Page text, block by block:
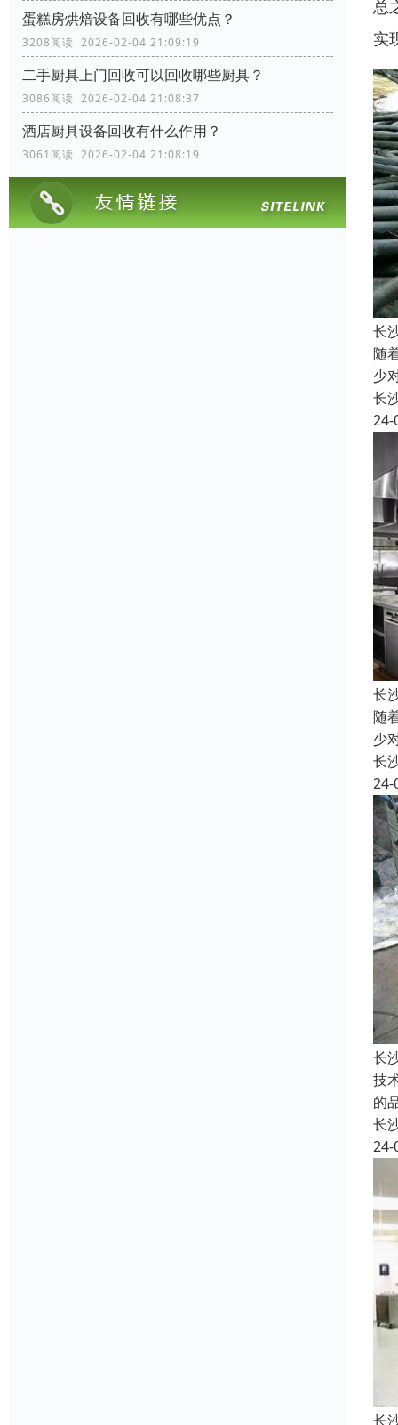
蛋糕房烘焙设备回收有哪些优点？
3208阅读 2026-02-04 21:09:19
二手厨具上门回收可以回收哪些厨具？
3086阅读 2026-02-04 21:08:37
酒店厨具设备回收有什么作用？
3061阅读 2026-02-04 21:08:19
总
实
长
随
少
长
24-
长
随
少
长
24-
长
技
的
长
24-
长